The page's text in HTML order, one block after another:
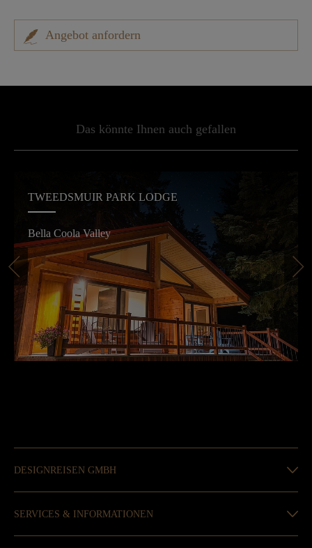
Angebot anfordern
Das könnte Ihnen auch gefallen
TWEEDSMUIR PARK LODGE
Bella Coola Valley
DESIGNREISEN GMBH
SERVICES & INFORMATIONEN